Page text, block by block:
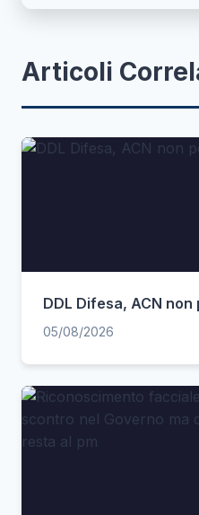
Articoli
DDL Difesa, ACN
05/08/2026